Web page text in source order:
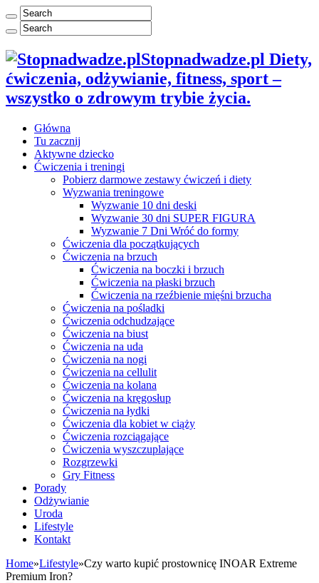
Stopnadwadze.pl Diety,
ćwiczenia, odżywianie, fitness, sport –
wszystko o zdrowym trybie życia.
Główna
Tu zacznij
Aktywne dziecko
Ćwiczenia i treningi
Pobierz darmowe zestawy ćwiczeń i diety
Wyzwania treningowe
Wyzwanie 10 dni deski
Wyzwanie 30 dni SUPER FIGURA
Wyzwanie 7 Dni Wróć do formy
Ćwiczenia dla początkujących
Ćwiczenia na brzuch
Ćwiczenia na boczki i brzuch
Ćwiczenia na płaski brzuch
Ćwiczenia na rzeźbienie mięśni brzucha
Ćwiczenia na pośladki
Ćwiczenia odchudzające
Ćwiczenia na biust
Ćwiczenia na uda
Ćwiczenia na nogi
Ćwiczenia na cellulit
Ćwiczenia na kolana
Ćwiczenia na kręgosłup
Ćwiczenia na łydki
Ćwiczenia dla kobiet w ciąży
Ćwiczenia rozciągające
Ćwiczenia wyszczuplające
Rozgrzewki
Gry Fitness
Porady
Odżywianie
Uroda
Lifestyle
Kontakt
Home»Lifestyle»Czy warto kupić prostownicę INOAR Extreme
Premium Iron?